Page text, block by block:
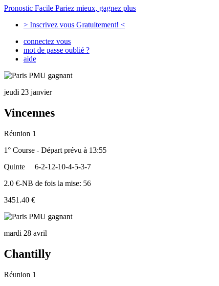
Pronostic Facile Pariez mieux, gagnez plus
> Inscrivez vous Gratuitement! <
connectez vous
mot de passe oublié ?
aide
jeudi 23 janvier
Vincennes
Réunion 1
1° Course - Départ prévu à 13:55
Quinte
6-2-12-10-4-5-3-7
2.0 €-NB de fois la mise: 56
3451.40 €
mardi 28 avril
Chantilly
Réunion 1